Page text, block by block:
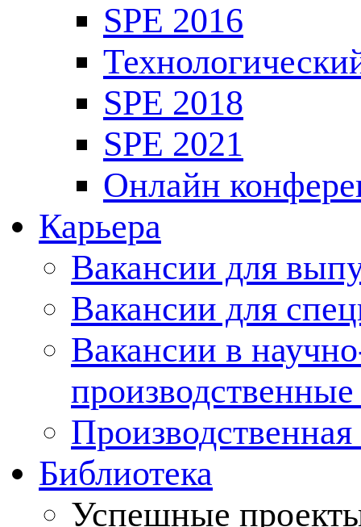
SPE 2016
SPE 2018
SPE 2021
Онлайн
Карьера
Вакансии для
Вакансии для
Вакансии в
Производственная
Библиотека
Успешные